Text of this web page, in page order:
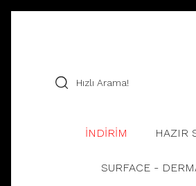
İNDİRİM HAZIR
SURFACE -